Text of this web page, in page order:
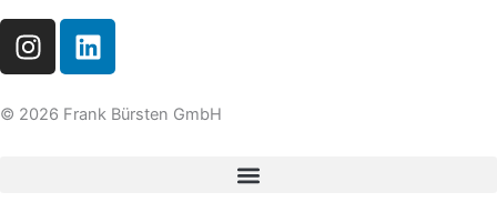
I
n
t
L
i
k
© 2026 Frank Bürsten GmbH